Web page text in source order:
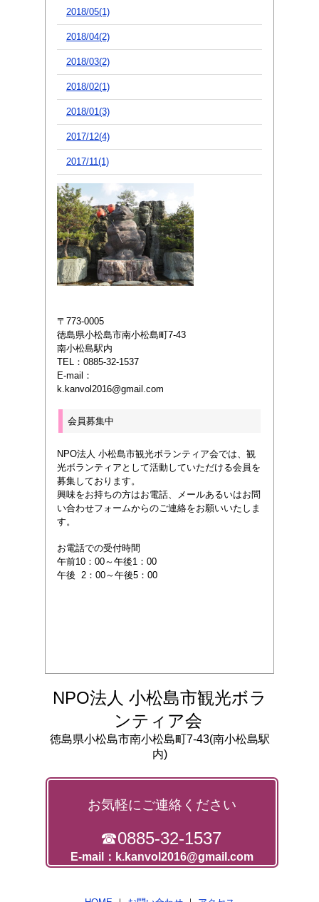
2018/05(1)
2018/04(2)
2018/03(2)
2018/02(1)
2018/01(3)
2017/12(4)
2017/11(1)
〒773-0005
徳島県小松島市南小松島町7-43
南小松島駅内
TEL：0885-32-1537
E-mail：
k.kanvol2016@gmail.com
会員募集中
NPO法人 小松島市観光ボランティア会では、観
光ボランティアとして活動していただける会員を
募集しております。
興味をお持ちの方はお電話、メールあるいはお問
い合わせフォームからのご連絡をお願いいたしま
す。
お電話での受付時間
午前10：00～午後1：00
午後 2：00～午後5：00
NPO法人 小松島市観光ボラ
ンティア会
徳島県小松島市南小松島町7-43(南小松島駅
内)
お気軽にご連絡ください
☎0885-32-1537
E-mail：k.kanvol2016@gmail.com